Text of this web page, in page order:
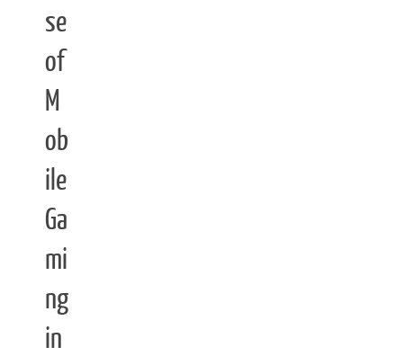
se
of
M
ob
ile
Ga
mi
ng
in